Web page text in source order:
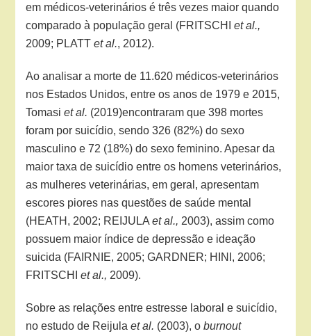
em médicos-veterinários é três vezes maior quando
comparado à população geral (FRITSCHIet al.,
2009; PLATTet al., 2012).
Ao analisar a morte de 11.620 médicos-veterinários
nos Estados Unidos, entre os anos de 1979 e 2015,
Tomasiet al. (2019)encontraram que 398 mortes
foram por suicídio, sendo 326 (82%) do sexo
masculino e 72 (18%) do sexo feminino. Apesar da
maior taxa de suicídio entre os homens veterinários,
as mulheres veterinárias, em geral, apresentam
escores piores nas questões de saúde mental
(HEATH, 2002; REIJULAet al., 2003), assim como
possuem maior índice de depressão e ideação
suicida (FAIRNIE, 2005; GARDNER; HINI, 2006;
FRITSCHIet al., 2009).
Sobre as relações entre estresse laboral e suicídio,
no estudo de Reijulaet al. (2003), oburnout